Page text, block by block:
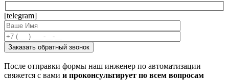
[telegram]
После отправки формы наш инженер по автоматизации
свяжется с вами и проконсультирует по всем вопросам